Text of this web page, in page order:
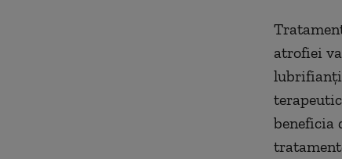
atrofiei
beneficia